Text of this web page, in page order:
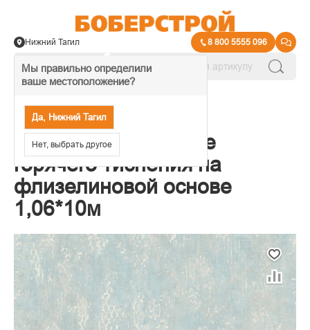
Мы правильно определили
ваше местоположение?
Да, Нижний Тагил
Нет, выбрать другое
Нижний Тагил 8 800 5555 096
Обои Erismann Valse
горячего тиснения на
флизелиновой основе
1,06*10м